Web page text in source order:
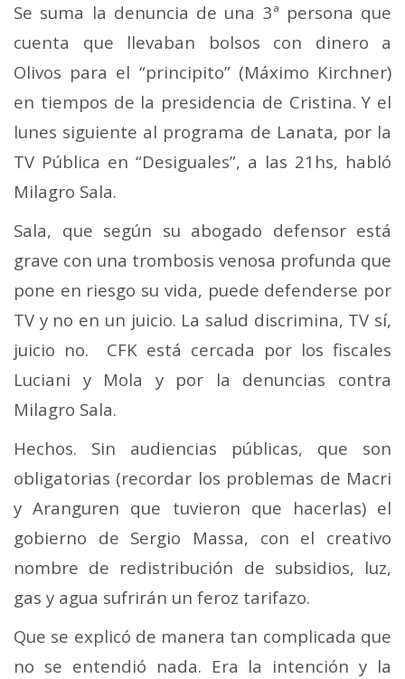
Se suma la denuncia de una 3ª persona que
cuenta que llevaban bolsos con dinero a
Olivos para el “principito” (Máximo Kirchner)
en tiempos de la presidencia de Cristina. Y el
lunes siguiente al programa de Lanata, por la
TV Pública en “Desiguales”, a las 21hs, habló
Milagro Sala.
Sala, que según su abogado defensor está
grave con una trombosis venosa profunda que
pone en riesgo su vida, puede defenderse por
TV y no en un juicio. La salud discrimina, TV sí,
juicio no. CFK está cercada por los fiscales
Luciani y Mola y por la denuncias contra
Milagro Sala.
Hechos. Sin audiencias públicas, que son
obligatorias (recordar los problemas de Macri
y Aranguren que tuvieron que hacerlas) el
gobierno de Sergio Massa, con el creativo
nombre de redistribución de subsidios, luz,
gas y agua sufrirán un feroz tarifazo.
Que se explicó de manera tan complicada que
no se entendió nada. Era la intención y la